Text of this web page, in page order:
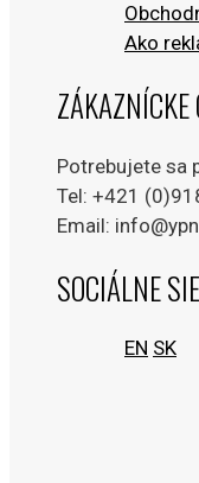
Ako
Potrebujete sa
Tel: +421
Email:
SOCIÁLNE
EN SK